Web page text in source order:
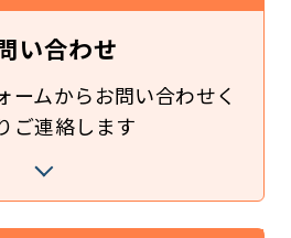
い合わせ
ームからお問い合わせく
ご連絡します